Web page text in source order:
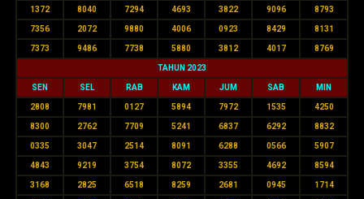
1372 8040 7294 4693 3822 9096 8793
7356 2072 9880 4006 0923 8429 8131
7373 9486 7738 5880 3812 4017 8769
TAHUN 2023
SEN SEL RAB KAM JUM SAB MIN
2808 7981 0127 5894 7972 1535 4250
8300 2762 7709 5241 6837 6292 8832
0335 3047 2514 8091 6288 0566 5907
4843 9219 3754 8072 3355 4692 8594
3168 2825 6518 8259 2681 0945 1714